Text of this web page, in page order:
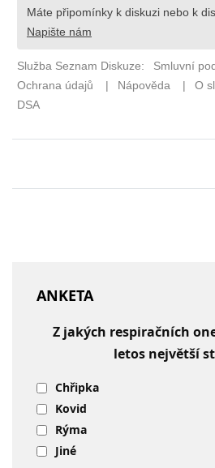
ANKETA
Z jakých respiračních
letos největší
Chřipka
Kovid
Rýma
Jiné